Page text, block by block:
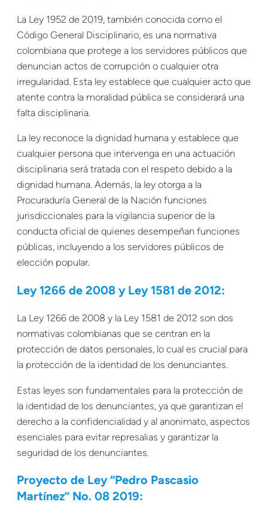
La Ley 1952 de 2019, también conocida como el
Código General Disciplinario, es una normativa
colombiana que protege a los servidores públicos que
denuncian actos de corrupción o cualquier otra
irregularidad. Esta ley establece que cualquier acto que
atente contra la moralidad pública se considerará una
falta disciplinaria.
La ley reconoce la dignidad humana y establece que
cualquier persona que intervenga en una actuación
disciplinaria será tratada con el respeto debido a la
dignidad humana. Además, la ley otorga a la
Procuraduría General de la Nación funciones
jurisdiccionales para la vigilancia superior de la
conducta oficial de quienes desempeñan funciones
públicas, incluyendo a los servidores públicos de
elección popular.
Ley 1266 de 2008 y Ley 1581 de 2012:
La Ley 1266 de 2008 y la Ley 1581 de 2012 son dos
normativas colombianas que se centran en la
protección de datos personales, lo cual es crucial para
la protección de la identidad de los denunciantes.
Estas leyes son fundamentales para la protección de
la identidad de los denunciantes, ya que garantizan el
derecho a la confidencialidad y al anonimato, aspectos
esenciales para evitar represalias y garantizar la
seguridad de los denunciantes.
Proyecto de Ley “Pedro Pascasio
Martínez” No. 08 2019: